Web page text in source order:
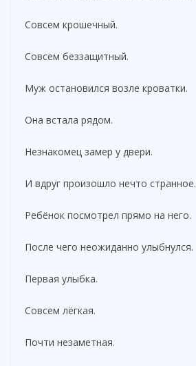
Совсем крошечный.
Совсем беззащитный.
Муж остановился возле кроватки.
Она встала рядом.
Незнакомец замер у двери.
И вдруг произошло нечто странное.
Ребёнок посмотрел прямо на него.
После чего неожиданно улыбнулся.
Первая улыбка.
Совсем лёгкая.
Почти незаметная.